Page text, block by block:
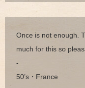
Once is not enough.
much for this so
-
50’s・France